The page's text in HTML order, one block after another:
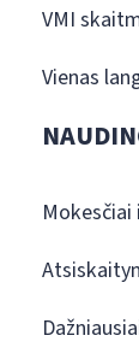
VMI
Vienas
Mokesčiai